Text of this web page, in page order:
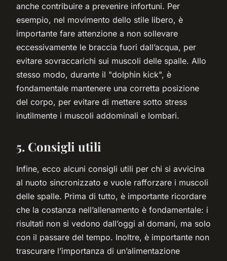
anche contribuire a prevenire infortuni. Per
esempio, nel movimento dello stile libero, è
importante fare attenzione a non sollevare
eccessivamente le braccia fuori dall’acqua, per
evitare sovraccarichi sui muscoli delle spalle. Allo
stesso modo, durante il "dolphin kick", è
fondamentale mantenere una corretta posizione
del corpo, per evitare di mettere sotto stress
inutilmente i muscoli addominali e lombari.
5. Consigli utili
Infine, ecco alcuni consigli utili per chi si avvicina
al nuoto sincronizzato e vuole rafforzare i muscoli
delle spalle. Prima di tutto, è importante ricordare
che la costanza nell’allenamento è fondamentale: i
risultati non si vedono dall’oggi al domani, ma solo
con il passare del tempo. Inoltre, è importante non
trascurare l’importanza di un’alimentazione